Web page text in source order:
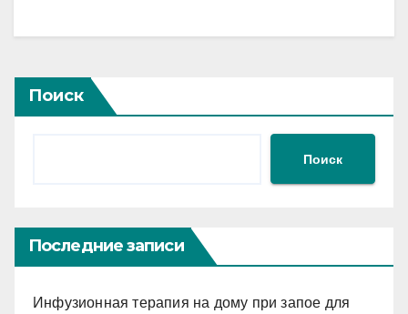
Поиск
Поиск
Последние записи
Инфузионная терапия на дому при запое для